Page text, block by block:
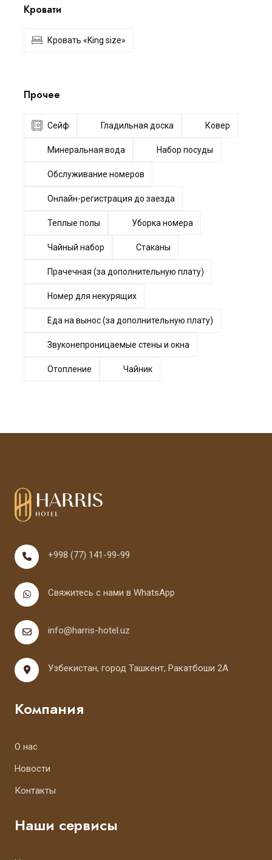
Кровати
Кровать «King size»
Прочее
Cейф Гладильная доска Ковер
Минеральная вода Набор посуды
Обслуживание номеров
Онлайн-регистрация до заезда
Теплые полы Уборка номера
Чайный набор Стаканы
Прачечная (за дополнительную плату)
Номер для некурящих
Еда на вынос (за дополнительную плату)
Звуконепроницаемые стены и окна
Отопление Чайник
+998 (77) 141-99-99
Свяжитесь с нами в WhatsApp
info@harris-hotel.uz
Узбекистан, город Ташкент, Ракатбоши 2А
Компания
О нас
Новости
Контакты
Наши сервисы